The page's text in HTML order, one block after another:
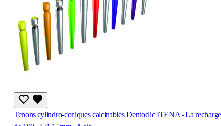
Tenons cylindro-coniques calcinables Dentoclic ITENA - La recharge